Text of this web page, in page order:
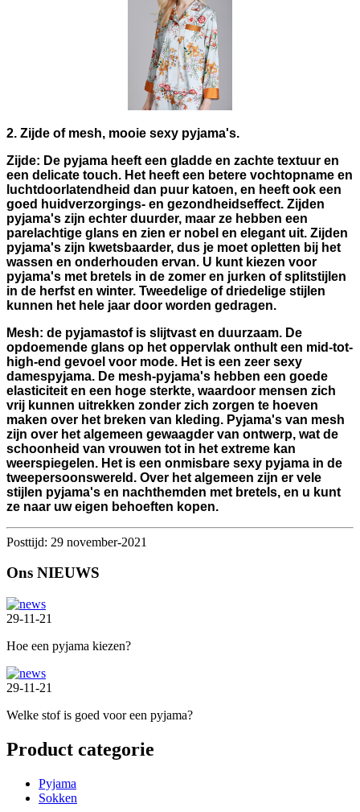
2. Zijde of mesh, mooie sexy pyjama's.
Zijde: De pyjama heeft een gladde en zachte textuur en
een delicate touch. Het heeft een betere vochtopname en
luchtdoorlatendheid dan puur katoen, en heeft ook een
goed huidverzorgings- en gezondheidseffect. Zijden
pyjama's zijn echter duurder, maar ze hebben een
parelachtige glans en zien er nobel en elegant uit. Zijden
pyjama's zijn kwetsbaarder, dus je moet opletten bij het
wassen en onderhouden ervan. U kunt kiezen voor
pyjama's met bretels in de zomer en jurken of splitstijlen
in de herfst en winter. Tweedelige of driedelige stijlen
kunnen het hele jaar door worden gedragen.
Mesh: de pyjamastof is slijtvast en duurzaam. De
opdoemende glans op het oppervlak onthult een mid-tot-
high-end gevoel voor mode. Het is een zeer sexy
damespyjama. De mesh-pyjama's hebben een goede
elasticiteit en een hoge sterkte, waardoor mensen zich
vrij kunnen uitrekken zonder zich zorgen te hoeven
maken over het breken van kleding. Pyjama's van mesh
zijn over het algemeen gewaagder van ontwerp, wat de
schoonheid van vrouwen tot in het extreme kan
weerspiegelen. Het is een onmisbare sexy pyjama in de
tweepersoonswereld. Over het algemeen zijn er vele
stijlen pyjama's en nachthemden met bretels, en u kunt
ze naar uw eigen behoeften kopen.
Posttijd: 29 november-2021
Ons NIEUWS
29-11-21
Hoe een pyjama kiezen?
29-11-21
Welke stof is goed voor een pyjama?
Product categorie
Pyjama
Sokken